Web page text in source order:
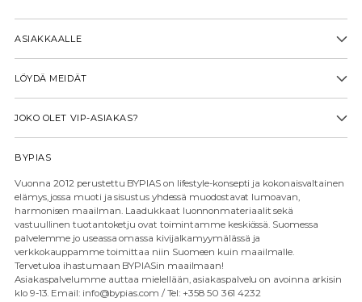
ASIAKKAALLE
LÖYDÄ MEIDÄT
JOKO OLET VIP-ASIAKAS?
BYPIAS
Vuonna 2012 perustettu BYPIAS on lifestyle-konsepti ja kokonaisvaltainen
elämys, jossa muoti ja sisustus yhdessä muodostavat lumoavan,
harmonisen maailman. Laadukkaat luonnonmateriaalit sekä
vastuullinen tuotantoketju ovat toimintamme keskiössä. Suomessa
palvelemme jo useassa omassa kivijalkamyymälässä ja
verkkokauppamme toimittaa niin Suomeen kuin maailmalle.
Tervetuloa ihastumaan BYPIASin maailmaan!
Asiakaspalvelumme auttaa mielellään, asiakaspalvelu on avoinna arkisin
klo 9-13. Email: info@bypias.com / Tel: +358 50 361 4232